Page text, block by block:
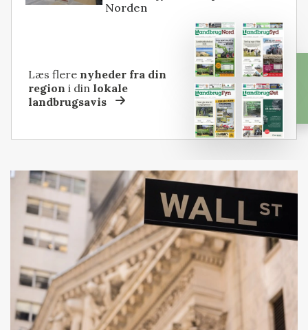
Norden
Læs flere nyheder fra din
region i dinlokale
landbrugsavis